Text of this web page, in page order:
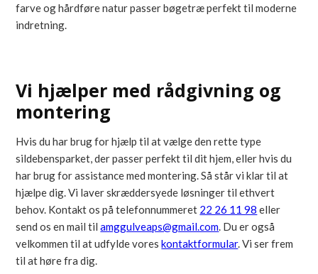
farve og hårdføre natur passer bøgetræ perfekt til moderne
indretning.
Vi hjælper med rådgivning og
montering
Hvis du har brug for hjælp til at vælge den rette type
sildebensparket, der passer perfekt til dit hjem, eller hvis du
har brug for assistance med montering. Så står vi klar til at
hjælpe dig. Vi laver skræddersyede løsninger til ethvert
behov. Kontakt os på telefonnummeret 22 26 11 98 eller
send os en mail tilamggulveaps@gmail.com . Du er også
velkommen til at udfylde voreskontaktformular. Vi ser frem
til at høre fra dig.